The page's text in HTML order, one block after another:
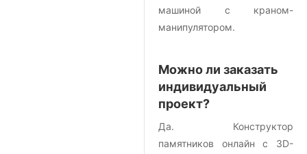
машиной с краном-
манипулятором.
Можно ли заказать
индивидуальный
проект?
Да. Конструктор
памятников онлайн с 3D-